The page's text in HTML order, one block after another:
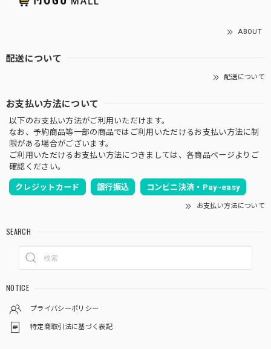
ABOUT
配送について
配送について
お支払い方法について
以下のお支払い方法がご利用いただけます。
なお、予約商品等一部の商品ではご利用いただけるお支払い方法に制
限がある場合がございます。
ご利用いただけるお支払い方法につきましては、各商品ページよりご
確認ください。
クレジットカード 銀行振込 コンビニ決済・Pay-easy
お支払い方法について
SEARCH
NOTICE
プライバシーポリシー
特定商取引法に基づく表記